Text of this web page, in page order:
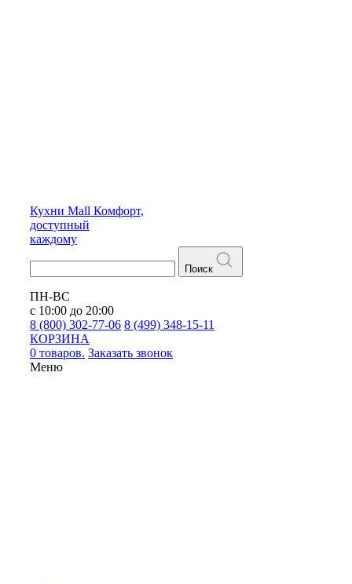
Кухни Mall Комфорт,
доступный
каждому
Поиск
ПН-ВС
с 10:00 до 20:00
8 (800) 302-77-06 8 (499) 348-15-11
КОРЗИНА
0 товаров. Заказать звонок
Меню